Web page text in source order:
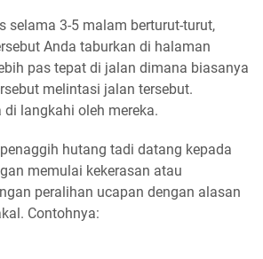
selama 3-5 malam berturut-turut,
Anda taburkan di halaman
pas tepat di jalan dimana biasanya
melintasi jalan tersebut.
langkahi oleh mereka.
hutang tadi datang kepada
memulai kekerasan atau
peralihan ucapan dengan alasan
Contohnya: